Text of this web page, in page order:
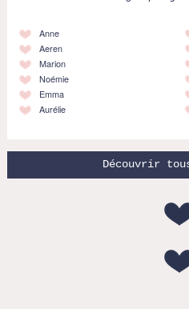
Anne
Aeren
Marion
Noémie
Emma
Aurélie
Découvrir